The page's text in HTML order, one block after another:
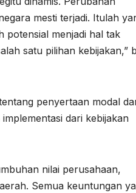
mesti terjadi. Itulah
potensial menjadi hal tak
satu pilihan kebijakan,”
penyertaan modal
dari kebijakan
nilai perusahaan,
Semua keuntungan